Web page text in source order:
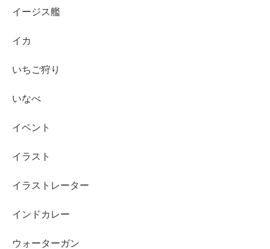
イージス艦
イカ
いちご狩り
いなべ
イベント
イラスト
イラストレーター
インドカレー
ウォーターガン